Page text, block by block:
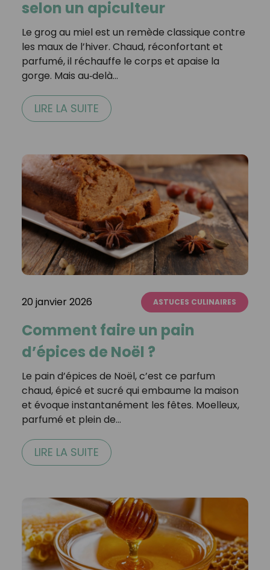
selon un apiculteur
Le grog au miel est un remède classique contre
les maux de l’hiver. Chaud, réconfortant et
parfumé, il réchauffe le corps et apaise la
gorge. Mais au‑delà…
LIRE LA SUITE
20 janvier 2026 ASTUCES CULINAIRES
Comment faire un pain
d’épices de Noël ?
Le pain d’épices de Noël, c’est ce parfum
chaud, épicé et sucré qui embaume la maison
et évoque instantanément les fêtes. Moelleux,
parfumé et plein de…
LIRE LA SUITE